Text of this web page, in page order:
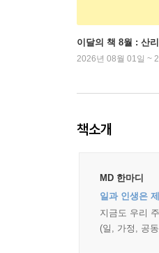
이달의 책 8월 : 산
2026년 08월 01일 ~
책소개
MD 한마디
일과 인생은
지금도 우리
(일, 가정, 공